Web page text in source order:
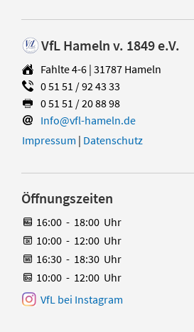
VfL Hameln v. 1849 e.V.
Fahlte 4-6 | 31787 Hameln
0 51 51 / 92 43 33
0 51 51 / 20 88 98
Info@vfl-hameln.de
Impressum | Datenschutz
Öffnungszeiten
16:00 - 18:00 Uhr
10:00 - 12:00 Uhr
16:30 - 18:30 Uhr
10:00 - 12:00 Uhr
VfL bei Instagram